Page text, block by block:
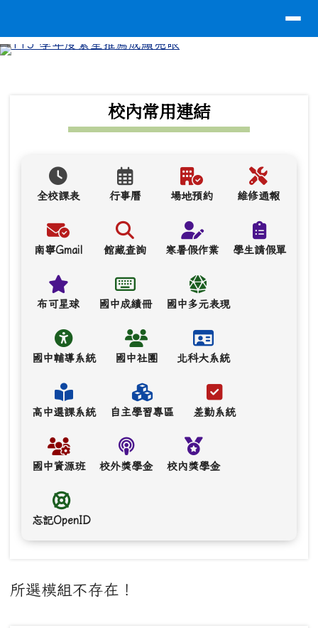
上中區域內容校內常用連結
全校課表 行事曆 場地預約 維修通報
南寧Gmail 館藏查詢 寒暑假作業 學生請假單
布可星球 國中成績冊 國中多元表現
國中輔導系統 國中社團 北科大系統
高中選課系統 自主學習專區 差勤系統
國中資源班 校外獎學金 校內獎學金
忘記OpenID
主內容區域
所選模組不存在！